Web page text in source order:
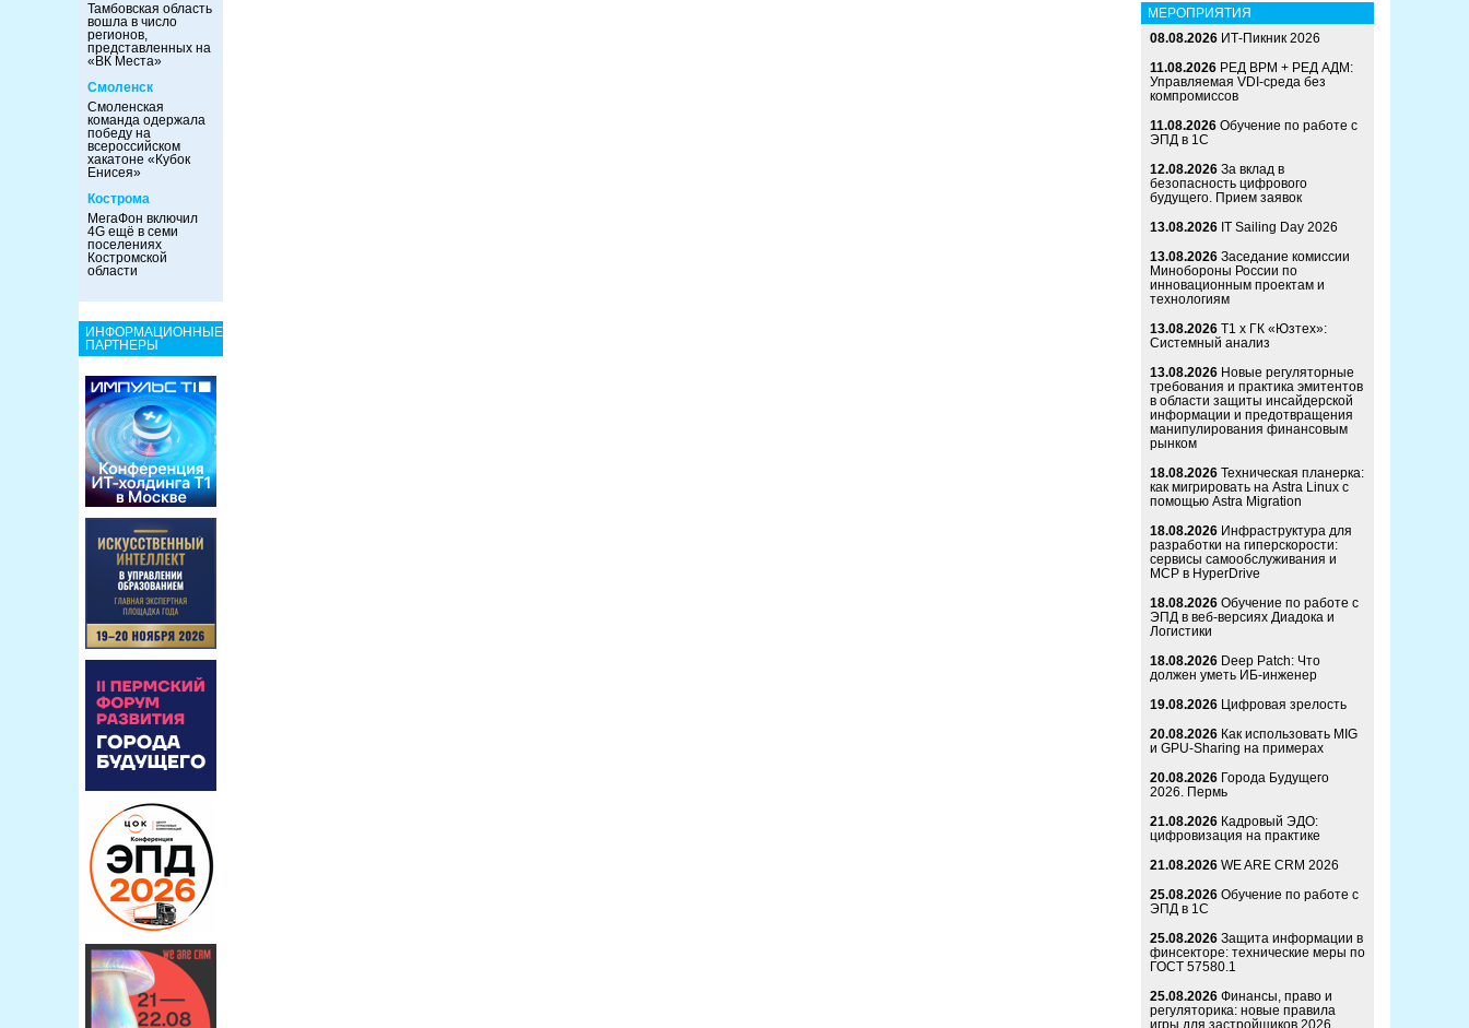
Тамбовская область
вошла в число
регионов,
представленных на
«ВК Места»
Смоленск
Смоленская
команда одержала
победу на
всероссийском
хакатоне «Кубок
Енисея»
Кострома
МегаФон включил
4G ещё в семи
поселениях
Костромской
области
ИНФОРМАЦИОННЫЕ
ПАРТНЕРЫ
МЕРОПРИЯТИЯ
08.08.2026 ИТ-Пикник 2026
11.08.2026 РЕД ВРМ + РЕД АДМ:
Управляемая VDI-среда без
компромиссов
11.08.2026 Обучение по работе с
ЭПД в 1С
12.08.2026 За вклад в
безопасность цифрового
будущего. Прием заявок
13.08.2026 IT Sailing Day 2026
13.08.2026 Заседание комиссии
Минобороны России по
инновационным проектам и
технологиям
13.08.2026 Т1 x ГК «Юзтех»:
Системный анализ
13.08.2026 Новые регуляторные
требования и практика эмитентов
в области защиты инсайдерской
информации и предотвращения
манипулирования финансовым
рынком
18.08.2026 Техническая планерка:
как мигрировать на Astra Linux с
помощью Astra Migration
18.08.2026 Инфраструктура для
разработки на гиперскорости:
сервисы самообслуживания и
MCP в HyperDrive
18.08.2026 Обучение по работе с
ЭПД в веб-версиях Диадока и
Логистики
18.08.2026 Deep Patch: Что
должен уметь ИБ-инженер
19.08.2026 Цифровая зрелость
20.08.2026 Как использовать MIG
и GPU-Sharing на примерах
20.08.2026 Города Будущего
2026. Пермь
21.08.2026 Кадровый ЭДО:
цифровизация на практике
21.08.2026 WE ARE CRM 2026
25.08.2026 Обучение по работе с
ЭПД в 1С
25.08.2026 Защита информации в
финсекторе: технические меры по
ГОСТ 57580.1
25.08.2026 Финансы, право и
регуляторика: новые правила